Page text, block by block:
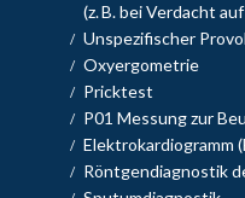
(z. B. bei Verdacht
/ Unspezifischer
/ Oxyergometrie
/ Pricktest
/ P01 Messung zur
/ Elektrokardiogramm
/ Röntgendiagnostik